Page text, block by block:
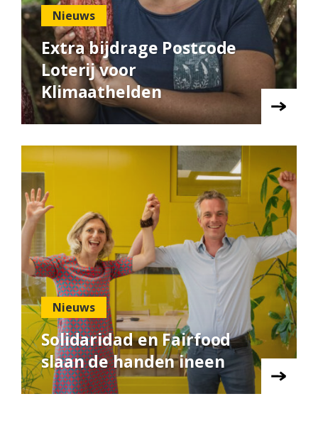
Nieuws
Extra bijdrage Postcode
Loterij voor
Klimaathelden
Nieuws
Solidaridad en Fairfood
slaan de handen ineen